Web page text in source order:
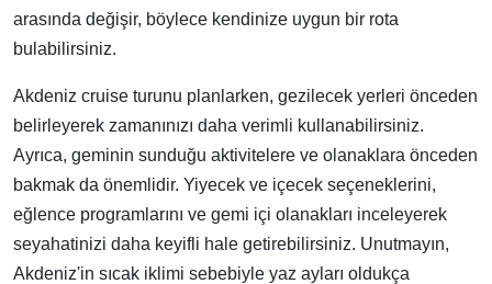
arasında değişir, böylece kendinize uygun bir rota
bulabilirsiniz.
Akdeniz cruise turunu planlarken, gezilecek yerleri önceden
belirleyerek zamanınızı daha verimli kullanabilirsiniz.
Ayrıca, geminin sunduğu aktivitelere ve olanaklara önceden
bakmak da önemlidir. Yiyecek ve içecek seçeneklerini,
eğlence programlarını ve gemi içi olanakları inceleyerek
seyahatinizi daha keyifli hale getirebilirsiniz. Unutmayın,
Akdeniz'in sıcak iklimi sebebiyle yaz ayları oldukça